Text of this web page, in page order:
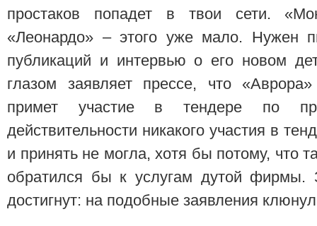
простаков попадет в твои сети.
«Леонардо» – этого уже мало. Нужен
публикаций и интервью о его новом
глазом заявляет прессе, что
примет участие в тендере по
действительности никакого участия в
и принять не могла, хотя бы потому, что
обратился бы к услугам дутой
достигнут: на подобные заявления